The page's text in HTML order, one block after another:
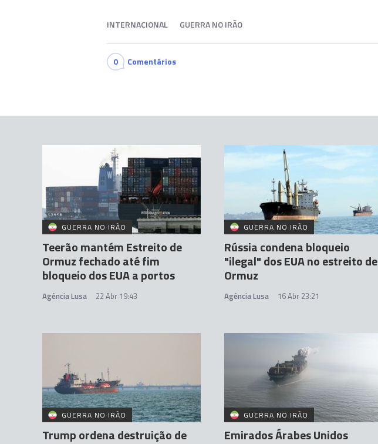
INTERNACIONAL GUERRA NO IRÃO
0 Comentários
GUERRA NO IRÃO
Teerão mantém Estreito de
Ormuz fechado até fim
bloqueio dos EUA a portos
Agência Lusa 22 Abr 19:43
GUERRA NO IRÃO
Rússia condena bloqueio
"ilegal" dos EUA no estreito de
Ormuz
Agência Lusa 16 Abr 23:21
GUERRA NO IRÃO
Trump ordena destruição de
GUERRA NO IRÃO
Emirados Árabes Unidos